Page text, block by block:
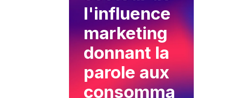
l'influence
marketing
donnant la
parole aux
consomma